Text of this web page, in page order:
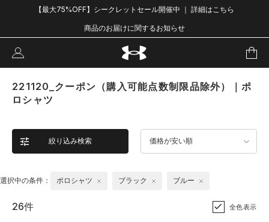
【最大75%OFF】シークレットセール開催中 ｜ 詳細はこちら
商品のお届けに関するお知らせ
221120_クーポン（購入可能点数制限品除外）｜ポ
ロシャツ
絞り込み検索 価格が安い順
選択中の条件： ポロシャツ ブラック ブルー
26件 全色表示